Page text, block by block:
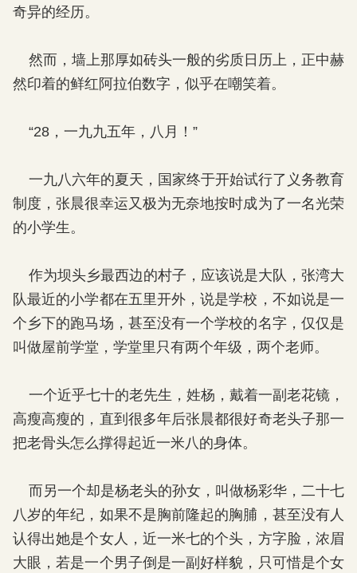
奇异的经历。
然而，墙上那厚如砖头一般的劣质日历上，正中赫
然印着的鲜红阿拉伯数字，似乎在嘲笑着。
“28，一九九五年，八月！”
一九八六年的夏天，国家终于开始试行了义务教育
制度，张晨很幸运又极为无奈地按时成为了一名光荣
的小学生。
作为坝头乡最西边的村子，应该说是大队，张湾大
队最近的小学都在五里开外，说是学校，不如说是一
个乡下的跑马场，甚至没有一个学校的名字，仅仅是
叫做屋前学堂，学堂里只有两个年级，两个老师。
一个近乎七十的老先生，姓杨，戴着一副老花镜，
高瘦高瘦的，直到很多年后张晨都很好奇老头子那一
把老骨头怎么撑得起近一米八的身体。
而另一个却是杨老头的孙女，叫做杨彩华，二十七
八岁的年纪，如果不是胸前隆起的胸脯，甚至没有人
认得出她是个女人，近一米七的个头，方字脸，浓眉
大眼，若是一个男子倒是一副好样貌，只可惜是个女